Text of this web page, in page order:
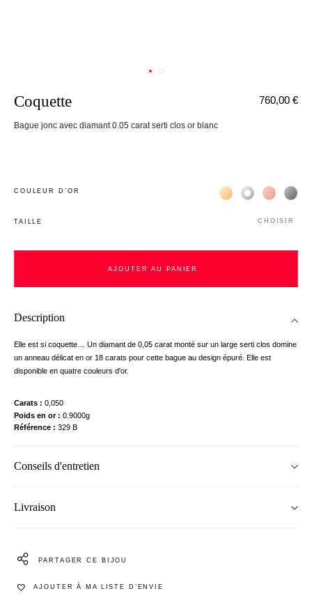
Coquette
Bague jonc avec diamant 0.05 carat serti clos or blanc
760,00 €
COULEUR D’OR Жёлтое золото 18К
Белое золото
Розовое
TAILLE CHOISIR
AJOUTER AU PANIER
Description
Elle est si coquette… Un diamant de 0,05 carat monté sur un large serti clos domine
un anneau délicat en or 18 carats pour cette bague au design épuré. Elle est
disponible en quatre couleurs d'or.
Carats
0,050
Poids en or
0.9000g
Référence
329 B
Conseils d'entretien
Livraison
PARTAGER CE BIJOU
AJOUTER À MA LISTE D’ENVIE